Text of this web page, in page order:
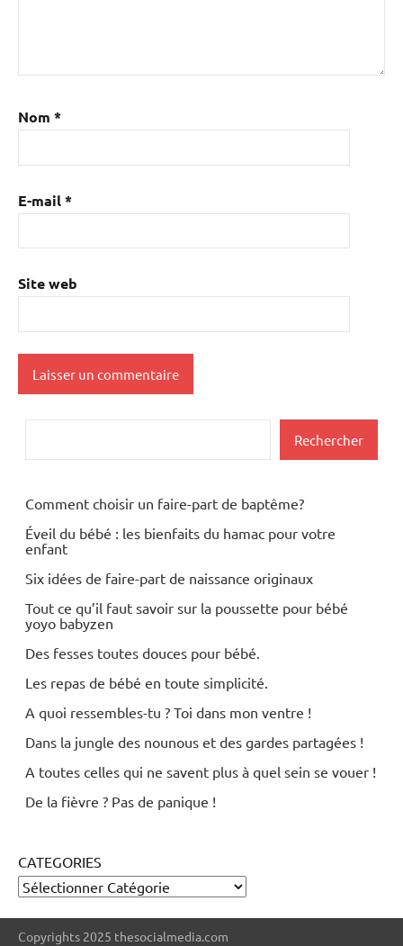
Nom *
E-mail*
Site web
Rechercher
Comment choisir un faire-part de baptême?
Éveil du bébé : les bienfaits du hamac pour votre
enfant
Six idées de faire-part de naissance originaux
Tout ce qu’il faut savoir sur la poussette pour bébé
yoyo babyzen
Des fesses toutes douces pour bébé.
Les repas de bébé en toute simplicité.
A quoi ressembles-tu ? Toi dans mon ventre !
Dans la jungle des nounous et des gardes partagées !
A toutes celles qui ne savent plus à quel sein se vouer !
De la fièvre ? Pas de panique !
CATEGORIES
Copyrights 2025 thesocialmedia.com